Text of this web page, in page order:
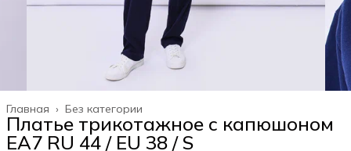
Без категории
Главная ›
Платье трикотажное с капюшоном
EA7 RU 44 / EU 38 / S